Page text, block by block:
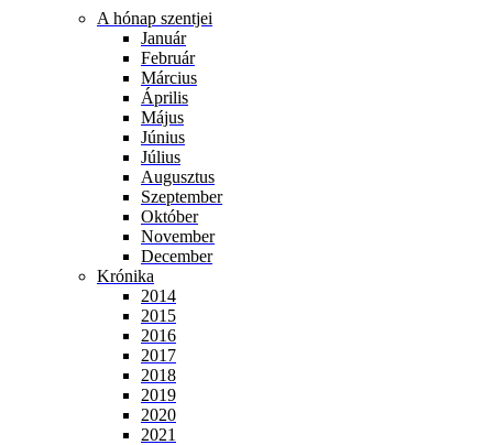
A hónap szentjei
Január
Február
Március
Április
Május
Június
Július
Augusztus
Szeptember
Október
November
December
Krónika
2014
2015
2016
2017
2018
2019
2020
2021